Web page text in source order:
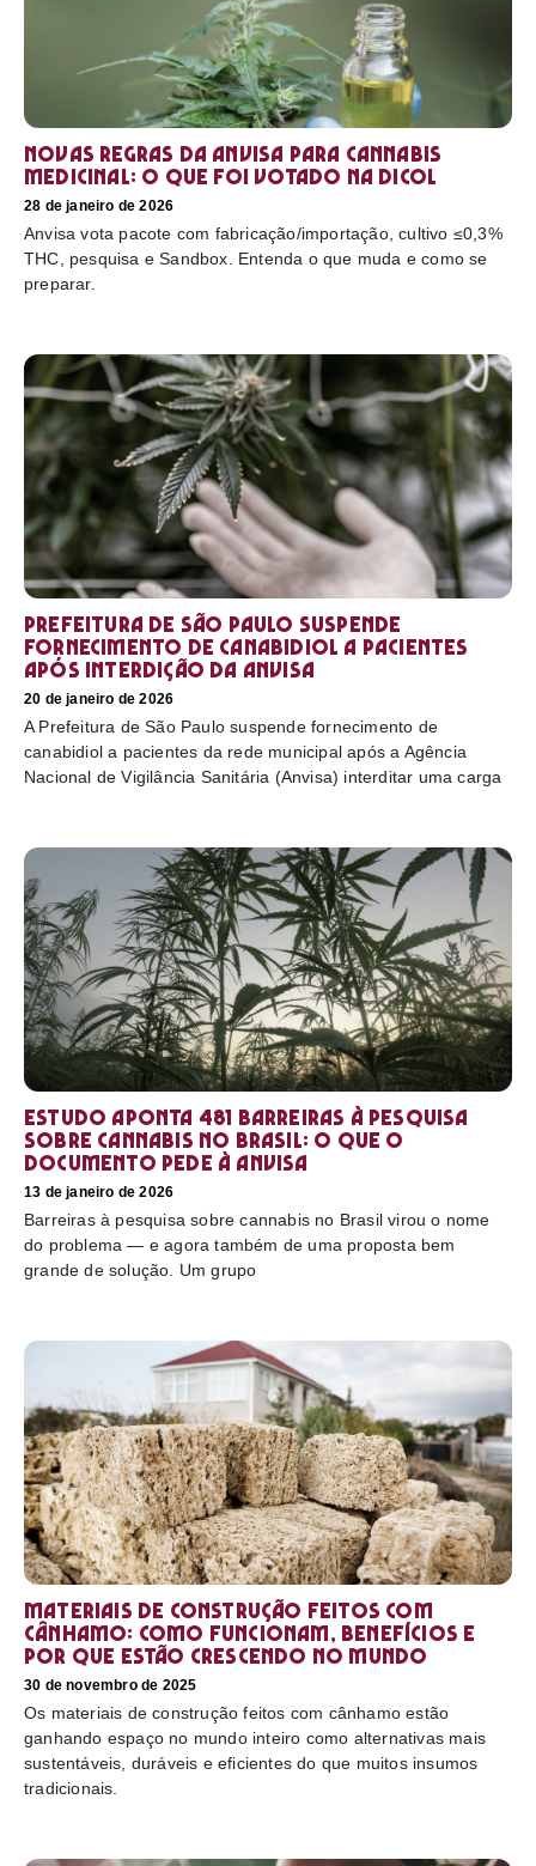
Novas regras da Anvisa para cannabis
medicinal: o que foi votado na Dicol
28 de janeiro de 2026
Anvisa vota pacote com fabricação/importação, cultivo ≤0,3%
THC, pesquisa e Sandbox. Entenda o que muda e como se
preparar.
Prefeitura de São Paulo suspende
fornecimento de canabidiol a pacientes
após interdição da Anvisa
20 de janeiro de 2026
A Prefeitura de São Paulo suspende fornecimento de
canabidiol a pacientes da rede municipal após a Agência
Nacional de Vigilância Sanitária (Anvisa) interditar uma carga
Estudo aponta 481 barreiras à pesquisa
sobre cannabis no Brasil: o que o
documento pede à Anvisa
13 de janeiro de 2026
Barreiras à pesquisa sobre cannabis no Brasil virou o nome
do problema — e agora também de uma proposta bem
grande de solução. Um grupo
Materiais de construção feitos com
cânhamo: como funcionam, benefícios e
por que estão crescendo no mundo
30 de novembro de 2025
Os materiais de construção feitos com cânhamo estão
ganhando espaço no mundo inteiro como alternativas mais
sustentáveis, duráveis e eficientes do que muitos insumos
tradicionais.